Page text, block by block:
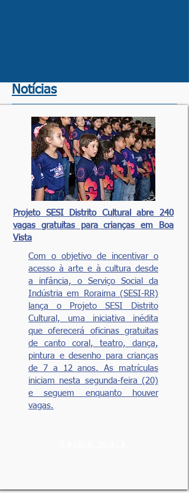
Notícias
Projeto SESI Distrito Cultural abre 240
vagas gratuitas para crianças em Boa
Vista
Com o objetivo de incentivar o
acesso à arte e à cultura desde
a infância, o Serviço Social da
Indústria em Roraima (SESI-RR)
lança o Projeto SESI Distrito
Cultural, uma iniciativa inédita
que oferecerá oficinas gratuitas
de canto coral, teatro, dança,
pintura e desenho para crianças
de 7 a 12 anos. As matrículas
iniciam nesta segunda-feira (20)
e seguem enquanto houver
vagas.